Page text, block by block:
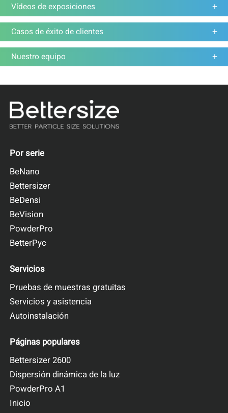
Vídeos de exposiciones
Casos de éxito de clientes
Nuestro equipo
Por serie
BeNano
Bettersizer
BeDensi
BeVision
PowderPro
BetterPyc
Servicios
Pruebas de muestras gratuitas
Servicios y asistencia
Autoinstalación
Páginas populares
Bettersizer 2600
Dispersión dinámica de la luz
PowderPro A1
Inicio